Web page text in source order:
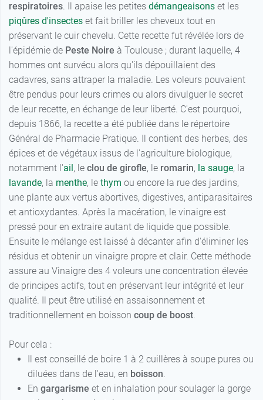
respiratoires. Il apaise les petites démangeaisons et les
piqûres d'insectes et fait briller les cheveux tout en
préservant le cuir chevelu. Cette recette fut révélée lors de
l'épidémie de Peste Noire à Toulouse ; durant laquelle, 4
hommes ont survécu alors qu'ils dépouillaient des
cadavres, sans attraper la maladie. Les voleurs pouvaient
être pendus pour leurs crimes ou alors divulguer le secret
de leur recette, en échange de leur liberté. C'est pourquoi,
depuis 1866, la recette a été publiée dans le répertoire
Général de Pharmacie Pratique. Il contient des herbes, des
épices et de végétaux issus de l'agriculture biologique,
notamment l'ail , le clou de girofle, le romarin, la sauge, la
lavande, la menthe, le thym ou encore la rue des jardins,
une plante aux vertus abortives, digestives, antiparasitaires
et antioxydantes. Après la macération, le vinaigre est
pressé pour en extraire autant de liquide que possible.
Ensuite le mélange est laissé à décanter afin d'éliminer les
résidus et obtenir un vinaigre propre et clair. Cette méthode
assure au Vinaigre des 4 voleurs une concentration élevée
de principes actifs, tout en préservant leur intégrité et leur
qualité. Il peut être utilisé en assaisonnement et
traditionnellement en boisson coup de boost.
Pour cela :
Il est conseillé de boire 1 à 2 cuillères à soupe pures ou
diluées dans de l'eau, en boisson.
En gargarisme et en inhalation pour soulager la gorge